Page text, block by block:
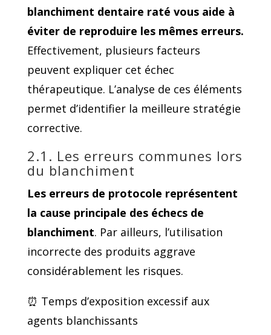
blanchiment dentaire raté vous aide à
éviter de reproduire les mêmes erreurs.
Effectivement, plusieurs facteurs
peuvent expliquer cet échec
thérapeutique. L’analyse de ces éléments
permet d’identifier la meilleure stratégie
corrective.
2.1. Les erreurs communes lors
du blanchiment
Les erreurs de protocole représentent
la cause principale des échecs de
blanchiment. Par ailleurs, l’utilisation
incorrecte des produits aggrave
considérablement les risques.
⏰ Temps d’exposition excessif aux
agents blanchissants